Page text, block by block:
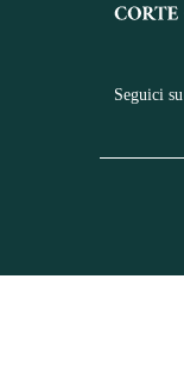
Seguici su